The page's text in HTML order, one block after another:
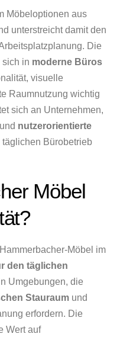
Möbeloptionen aus
unterstreicht damit den
Die
sich in moderne Büros
visuelle
Raumnutzung wichtig
sich an Unternehmen,
nutzerorientierte
täglichen Bürobetrieb
Möbel
Möbel im
den täglichen
Umgebungen, die
Stauraum und
erfordern. Die
Wert auf